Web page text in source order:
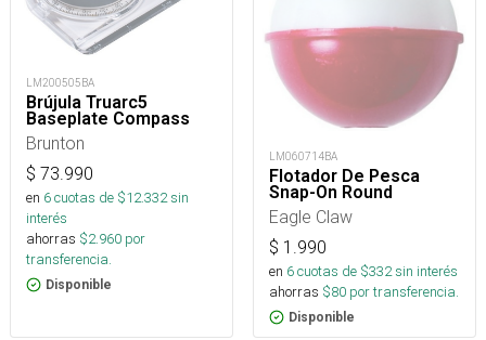
LM200505BA
Brújula Truarc5
Baseplate Compass
Brunton
$ 73.990
en 6cuotas de $12.332sin
interés
ahorras $2.960 por
transferencia.
Disponible
LM060714BA
Flotador De Pesca
Snap-On Round
Eagle Claw
$ 1.990
en 6cuotas de $332sin interés
ahorras $80 por transferencia.
Disponible